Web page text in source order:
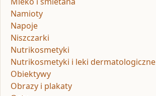
Namioty
Napoje
Niszczarki
Nutrikosmetyki
Nutrikosmetyki i leki dermatologiczne
Obiektywy
Obrazy i plakaty